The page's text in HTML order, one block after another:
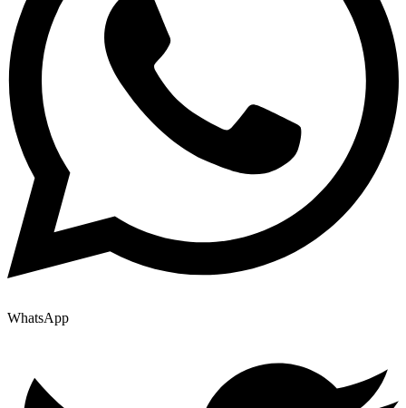
WhatsApp